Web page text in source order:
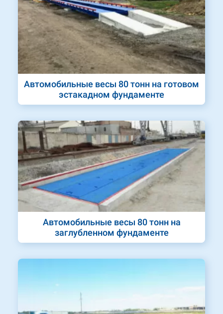
Автомобильные весы 80 тонн на готовом
эстакадном фундаменте
Автомобильные весы 80 тонн на
заглубленном фундаменте